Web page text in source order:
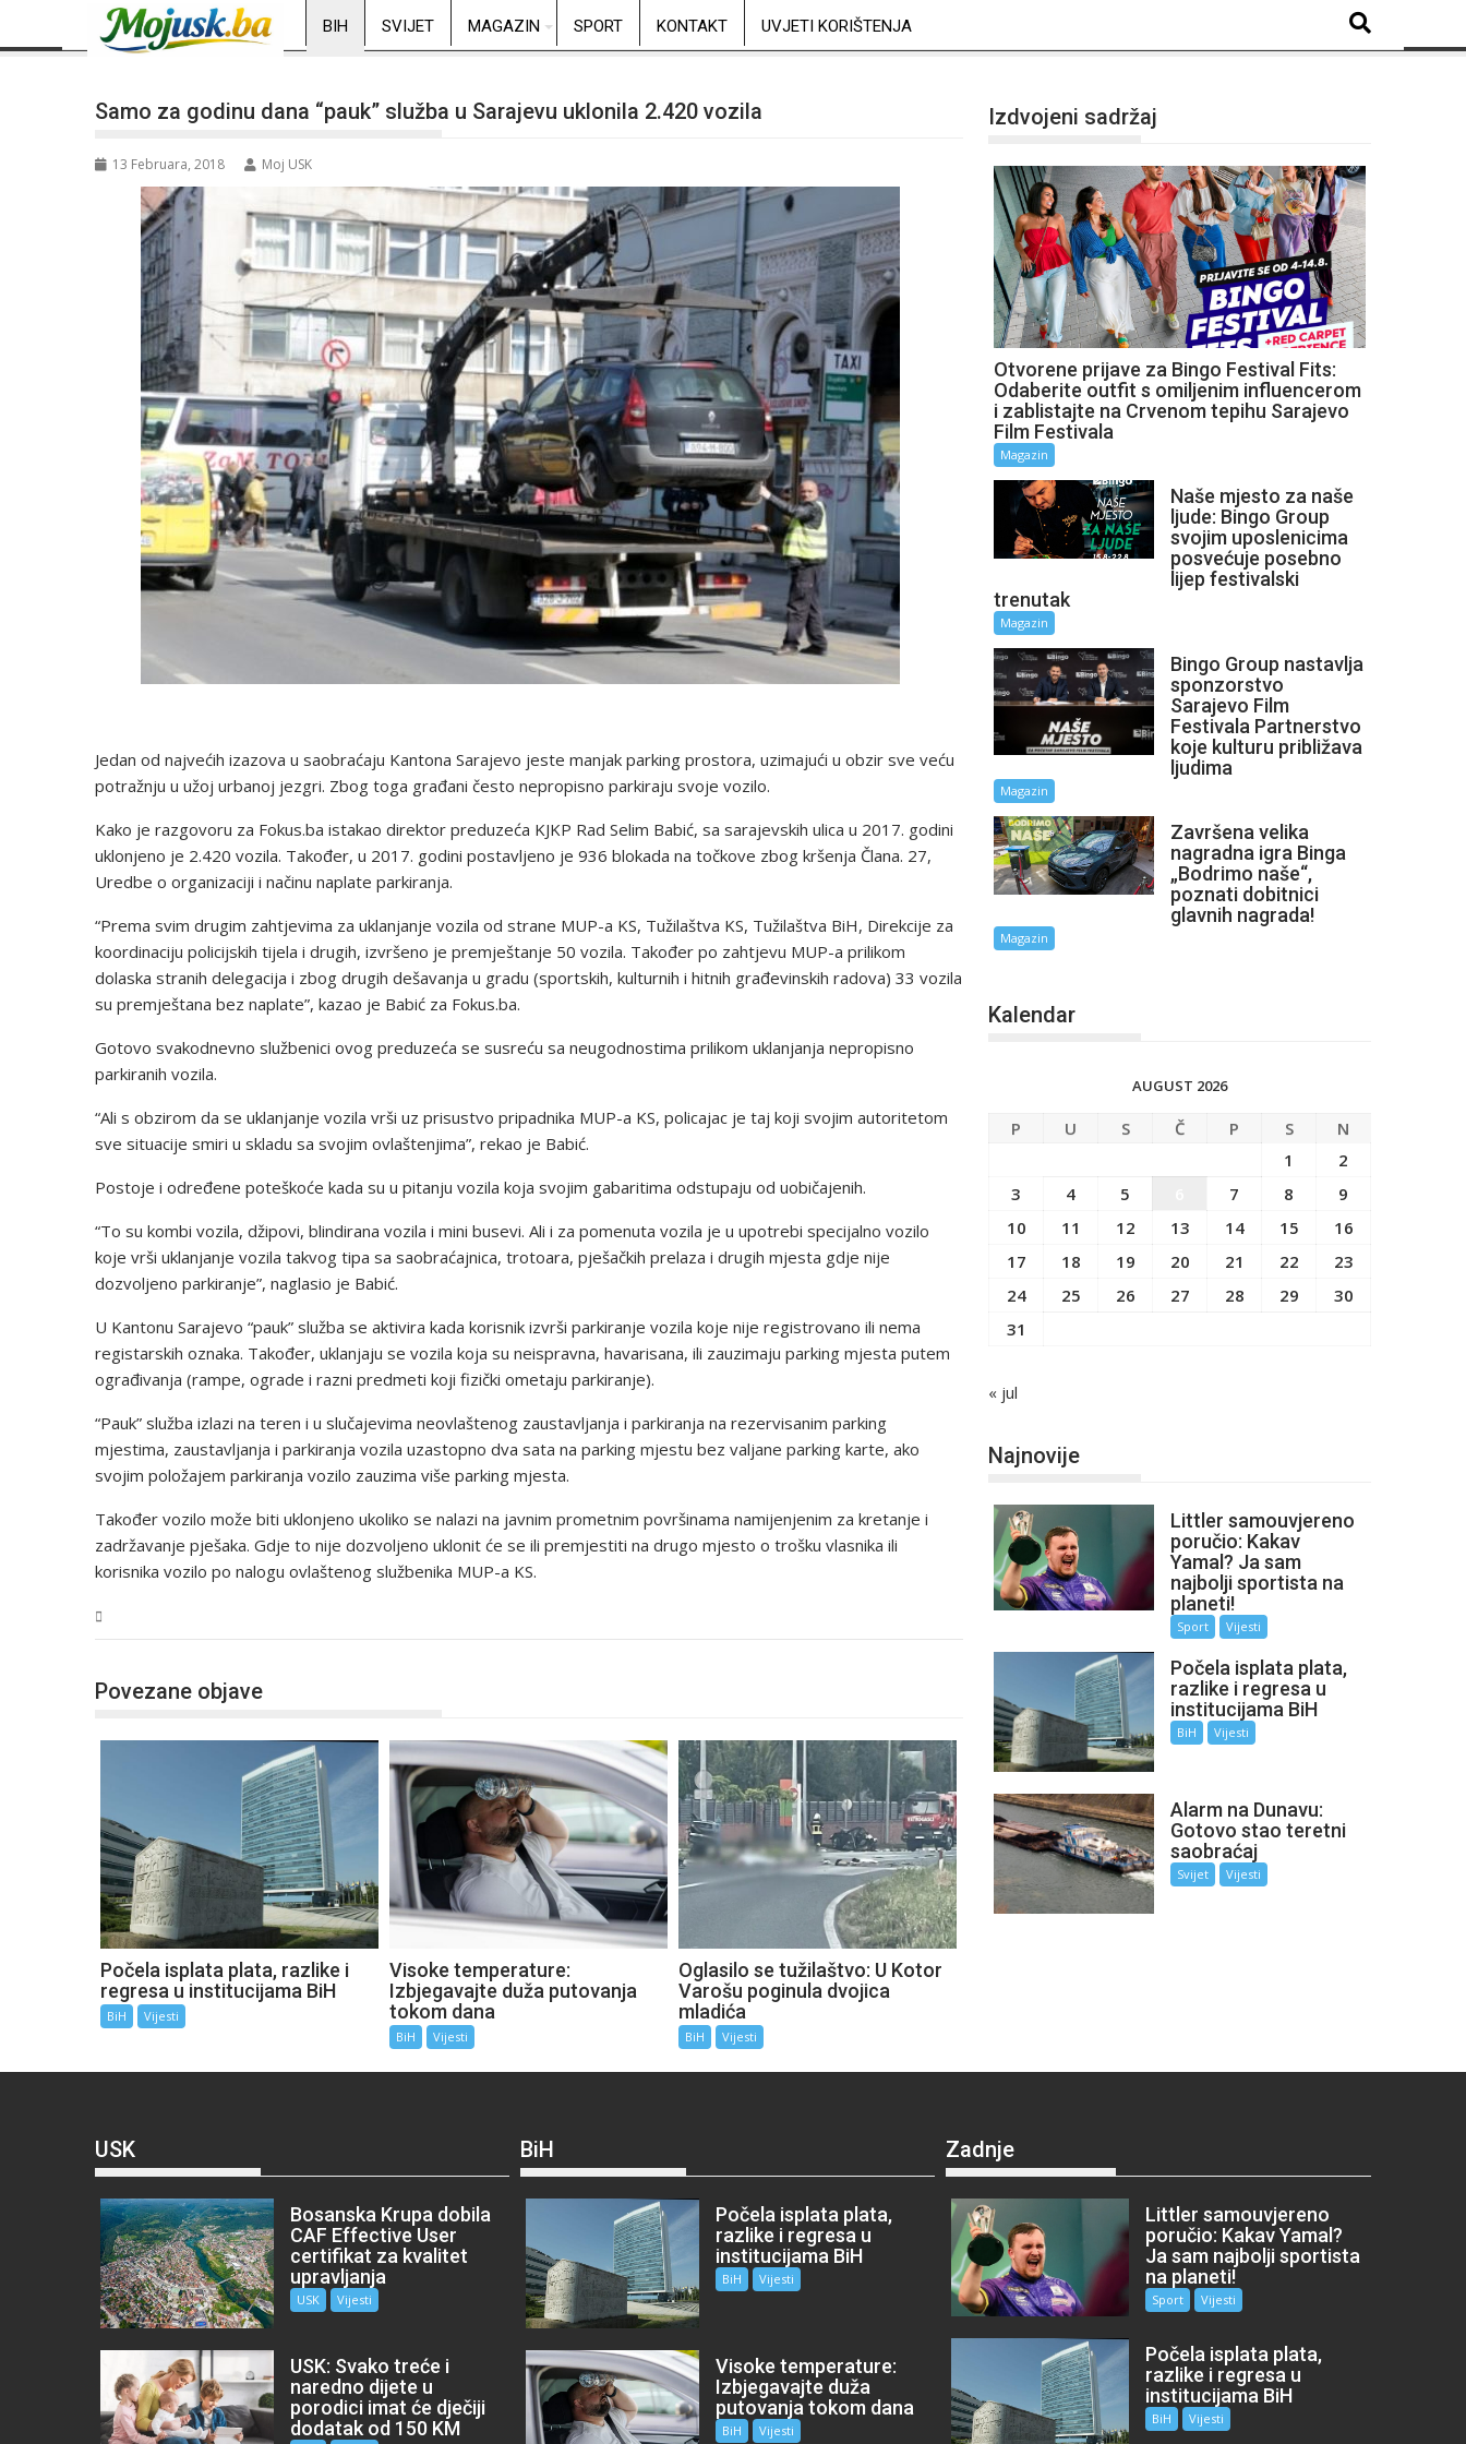
BIH SVIJET MAGAZIN SPORT KONTAKT UVJETI KORIŠTENJA
Samo za godinu dana “pauk” služba u Sarajevu uklonila 2.420 vozila
13 Februara, 2018 Moj USK
Jedan od najvećih izazova u saobraćaju Kantona Sarajevo jeste manjak parking prostora, uzimajući u obzir sve veću
potražnju u užoj urbanoj jezgri. Zbog toga građani često nepropisno parkiraju svoje vozilo.
Kako je razgovoru za Fokus.ba istakao direktor preduzeća KJKP Rad Selim Babić, sa sarajevskih ulica u 2017. godini
uklonjeno je 2.420 vozila. Također, u 2017. godini postavljeno je 936 blokada na točkove zbog kršenja Člana. 27,
Uredbe o organizaciji i načinu naplate parkiranja.
“Prema svim drugim zahtjevima za uklanjanje vozila od strane MUP-a KS, Tužilaštva KS, Tužilaštva BiH, Direkcije za
koordinaciju policijskih tijela i drugih, izvršeno je premještanje 50 vozila. Također po zahtjevu MUP-a prilikom
dolaska stranih delegacija i zbog drugih dešavanja u gradu (sportskih, kulturnih i hitnih građevinskih radova) 33 vozila
su premještana bez naplate”, kazao je Babić za Fokus.ba.
Gotovo svakodnevno službenici ovog preduzeća se susreću sa neugodnostima prilikom uklanjanja nepropisno
parkiranih vozila.
“Ali s obzirom da se uklanjanje vozila vrši uz prisustvo pripadnika MUP-a KS, policajac je taj koji svojim autoritetom
sve situacije smiri u skladu sa svojim ovlaštenjima”, rekao je Babić.
Postoje i određene poteškoće kada su u pitanju vozila koja svojim gabaritima odstupaju od uobičajenih.
“To su kombi vozila, džipovi, blindirana vozila i mini busevi. Ali i za pomenuta vozila je u upotrebi specijalno vozilo
koje vrši uklanjanje vozila takvog tipa sa saobraćajnica, trotoara, pješačkih prelaza i drugih mjesta gdje nije
dozvoljeno parkiranje”, naglasio je Babić.
U Kantonu Sarajevo “pauk” služba se aktivira kada korisnik izvrši parkiranje vozila koje nije registrovano ili nema
registarskih oznaka. Također, uklanjaju se vozila koja su neispravna, havarisana, ili zauzimaju parking mjesta putem
ograđivanja (rampe, ograde i razni predmeti koji fizički ometaju parkiranje).
“Pauk” služba izlazi na teren i u slučajevima neovlaštenog zaustavljanja i parkiranja na rezervisanim parking
mjestima, zaustavljanja i parkiranja vozila uzastopno dva sata na parking mjestu bez valjane parking karte, ako
svojim položajem parkiranja vozilo zauzima više parking mjesta.
Također vozilo može biti uklonjeno ukoliko se nalazi na javnim prometnim površinama namijenjenim za kretanje i
zadržavanje pješaka. Gdje to nije dozvoljeno uklonit će se ili premjestiti na drugo mjesto o trošku vlasnika ili
korisnika vozilo po nalogu ovlaštenog službenika MUP-a KS.
Povezane objave
Počela isplata plata, razlike i
regresa u institucijama BiH
BiH Vijesti
Visoke temperature:
Izbjegavajte duža putovanja
tokom dana
BiH Vijesti
Oglasilo se tužilaštvo: U Kotor
Varošu poginula dvojica
mladića
BiH Vijesti
Izdvojeni sadržaj
Otvorene prijave za Bingo Festival Fits:
Odaberite outfit s omiljenim influencerom
i zablistajte na Crvenom tepihu Sarajevo
Film Festivala
Magazin
Naše mjesto za naše
ljude: Bingo Group
svojim uposlenicima
posvećuje posebno
lijep festivalski
trenutak
Magazin
Bingo Group nastavlja
sponzorstvo
Sarajevo Film
Festivala Partnerstvo
koje kulturu približava
ljudima
Magazin
Završena velika
nagradna igra Binga
„Bodrimo naše“,
poznati dobitnici
glavnih nagrada!
Magazin
Kalendar
AUGUST 2026
P U S Č P S
N
1
2
3
4 5 7 8
9
10
11 12 13 14 15
16
17
18 19 20 21 22
23
24
25 26 27 28 29
30
31
« jul
Najnovije
Littler samouvjereno
poručio: Kakav
Yamal? Ja sam
najbolji sportista na
planeti!
Sport Vijesti
Počela isplata plata,
razlike i regresa u
institucijama BiH
BiH Vijesti
Alarm na Dunavu:
Gotovo stao teretni
saobraćaj
Svijet Vijesti
USK
Bosanska Krupa dobila
CAF Effective User
certifikat za kvalitet
upravljanja
USK Vijesti
USK: Svako treće i
naredno dijete u
porodici imat će dječiji
dodatak od 150 KM
BiH
Počela isplata plata,
razlike i regresa u
institucijama BiH
BiH Vijesti
Visoke temperature:
Izbjegavajte duža
putovanja tokom dana
BiH Vijesti
Zadnje
Littler samouvjereno
poručio: Kakav Yamal?
Ja sam najbolji sportista
na planeti!
Sport Vijesti
Počela isplata plata,
razlike i regresa u
institucijama BiH
BiH Vijesti